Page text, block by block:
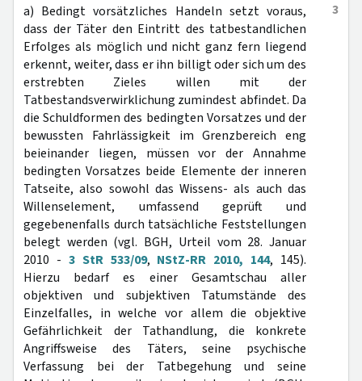
3
a) Bedingt vorsätzliches Handeln setzt voraus,
dass der Täter den Eintritt des tatbestandlichen
Erfolges als möglich und nicht ganz fern liegend
erkennt, weiter, dass er ihn billigt oder sich um des
erstrebten Zieles willen mit der
Tatbestandsverwirklichung zumindest abfindet. Da
die Schuldformen des bedingten Vorsatzes und der
bewussten Fahrlässigkeit im Grenzbereich eng
beieinander liegen, müssen vor der Annahme
bedingten Vorsatzes beide Elemente der inneren
Tatseite, also sowohl das Wissens- als auch das
Willenselement, umfassend geprüft und
gegebenenfalls durch tatsächliche Feststellungen
belegt werden (vgl. BGH, Urteil vom 28. Januar
2010 - 3 StR 533/09, NStZ-RR 2010, 144, 145).
Hierzu bedarf es einer Gesamtschau aller
objektiven und subjektiven Tatumstände des
Einzelfalles, in welche vor allem die objektive
Gefährlichkeit der Tathandlung, die konkrete
Angriffsweise des Täters, seine psychische
Verfassung bei der Tatbegehung und seine